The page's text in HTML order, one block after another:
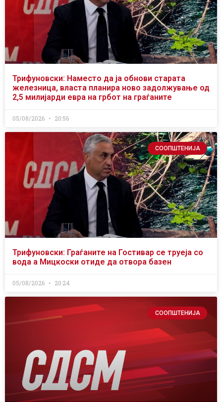
Трифуновски: Наместо да ја обнови старата
железница, власта планира ново задолжување од
2,5 милијарди евра на грбот на граѓаните
05/08/2026 20:56
СООПШТЕНИЈА
Трифуновски: Граѓаните на Гостивар се труеја со
вода а Мицкоски отиде да отвора базен
05/08/2026 20:24
СООПШТЕНИЈА